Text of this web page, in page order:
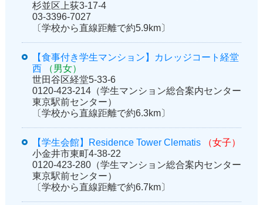
杉並区上荻3-17-4
03-3396-7027
〔学校から直線距離で約5.9km〕
【食事付き学生マンション】カレッジコート経堂
西
（男女）
世田谷区経堂5-33-6
0120-423-214（学生マンション総合案内センター
東京駅前センター）
〔学校から直線距離で約6.3km〕
【学生会館】Residence Tower Clematis
（女子）
小金井市東町4-38-22
0120-423-280（学生マンション総合案内センター
東京駅前センター）
〔学校から直線距離で約6.7km〕